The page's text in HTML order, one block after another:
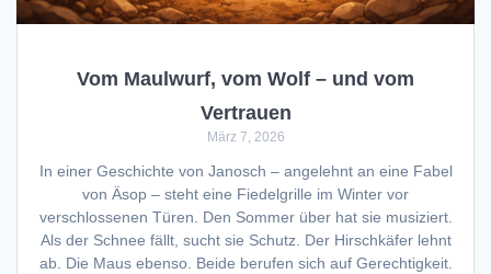
Vom Maulwurf, vom Wolf – und vom
Vertrauen
März 7, 2026
In einer Geschichte von Janosch – angelehnt an eine Fabel
von Äsop – steht eine Fiedelgrille im Winter vor
verschlossenen Türen. Den Sommer über hat sie musiziert.
Als der Schnee fällt, sucht sie Schutz. Der Hirschkäfer lehnt
ab. Die Maus ebenso. Beide berufen sich auf Gerechtigkeit.